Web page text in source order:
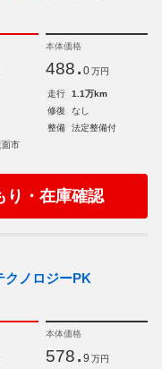
本体価格
488. 0 万円
走行
1.1万km
修復
なし
整備
法定整備付
市
り・在庫確認
クノロジーPK
本体価格
578. 9 万円